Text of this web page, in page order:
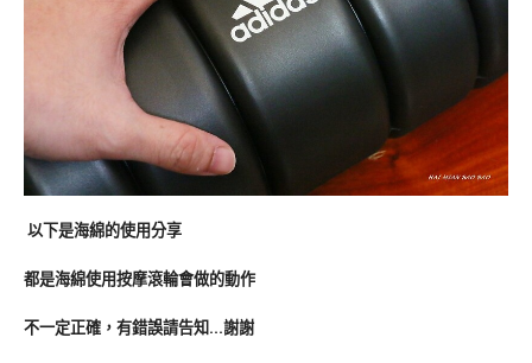
以下是海綿的使用分享
都是海綿使用按摩滾輪會做的動作
不一定正確，有錯誤請告知…謝謝